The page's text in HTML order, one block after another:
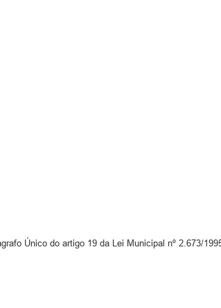
Único do artigo 19 da Lei Municipal nº 2.673/